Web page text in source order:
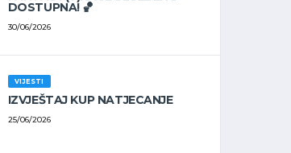
DOSTUPNA! 🏀
30/06/2026
VIJESTI
IZVJEŠTAJ KUP NATJECANJE
25/06/2026